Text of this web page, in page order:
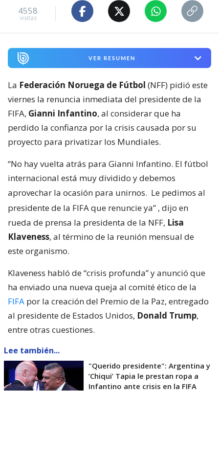
4558
visitas
VER RESUMEN
La Federación Noruega de Fútbol (NFF) pidió este
viernes la renuncia inmediata del presidente de la
FIFA, Gianni Infantino, al considerar que ha
perdido la confianza por la crisis causada por su
proyecto para privatizar los Mundiales.
“No hay vuelta atrás para Gianni Infantino. El fútbol
internacional está muy dividido y debemos
aprovechar la ocasión para unirnos. Le pedimos al
presidente de la FIFA que renuncie ya” , dijo en
rueda de prensa la presidenta de la NFF, Lisa
Klaveness, al término de la reunión mensual de
este organismo.
Klaveness habló de “crisis profunda” y anunció que
ha enviado una nueva queja al comité ético de la
FIFA por la creación del Premio de la Paz, entregado
al presidente de Estados Unidos, Donald Trump,
entre otras cuestiones.
Lee también...
"Querido presidente": Argentina y
’Chiqui’ Tapia le prestan ropa a
Infantino ante crisis en la FIFA